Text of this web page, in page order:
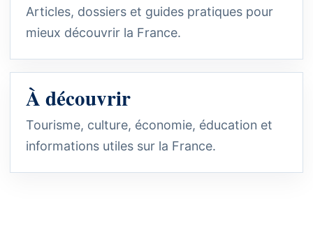
Articles, dossiers et guides pratiques pour
mieux découvrir la France.
À découvrir
Tourisme, culture, économie, éducation et
informations utiles sur la France.